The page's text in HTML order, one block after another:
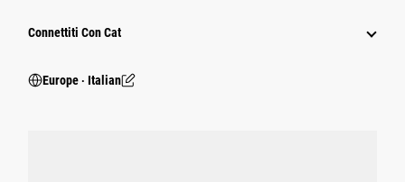
Connettiti Con Cat
Europe ‧ Italian